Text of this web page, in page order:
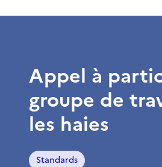
Appel à
groupe de
les haies
Standards